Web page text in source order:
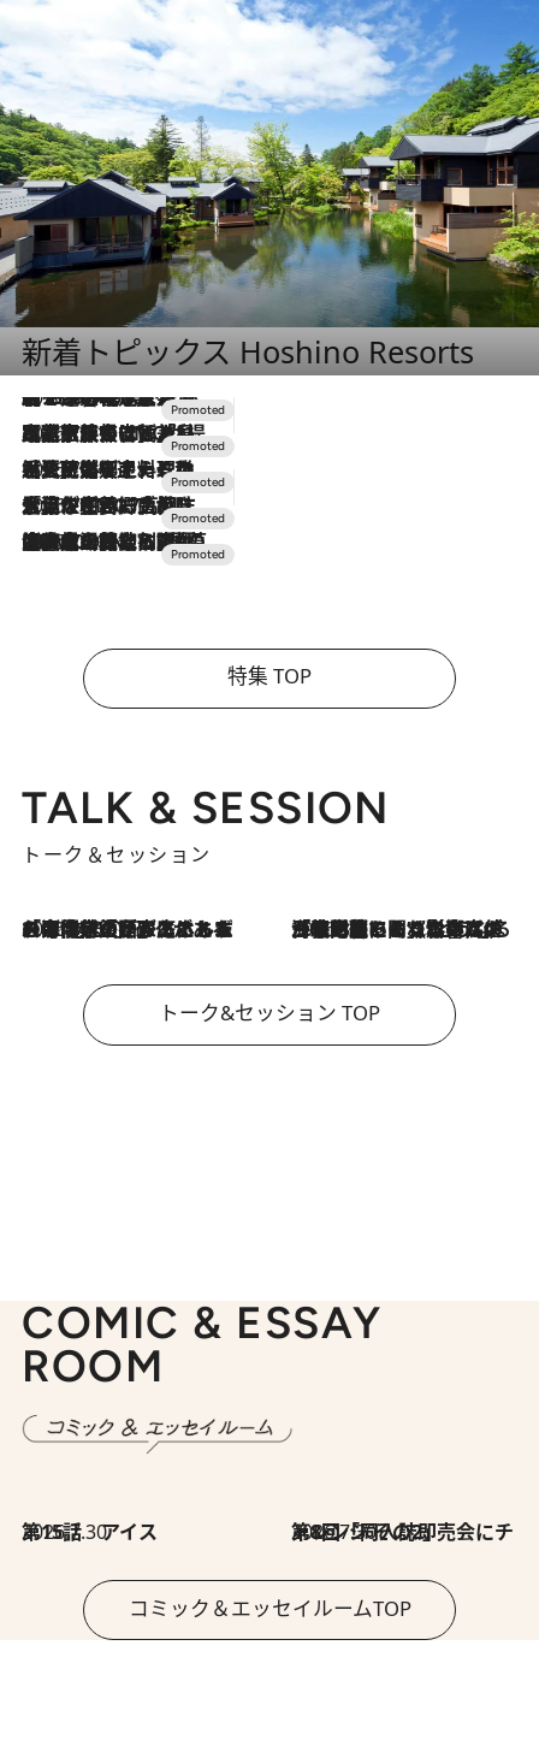
新着トピックス Hoshino Resorts
2026.8.7
【トンボの足水浴】ヒノキの香りに包まれて涼感マックス！約13℃の湧水かけ流しを避暑地「星野温泉 トンボの湯」で体験
2026.7.31
【ホテル帰省】という選択肢をOMOが提案。家族とほどよい距離を保つには「昼は実家、夜は気兼ねなくホテルで！」
2026.7.24
【夏限定ディナーコース】旬を迎える稚鮎や花ズッキーニなどをイタリア・トスカーナの郷土料理の手法で満喫！
2026.7.17
「土佐和ハーブかき氷」がOMO7高知に登場！生姜、山椒、大葉など目にも舌にも涼を呼ぶ郷土の味
2026.7.10
NEW OPEN！【界 草津】名湯の地に誕生。趣の異なる2種の温泉と上州ならではの会席・蕎麦割烹など美食を味わう究極の癒やし旅
特集 TOP
TALK & SESSION
トーク＆セッション
2026.8.3
「今後値上げがあるとすれば…」「リスクがあるのは今年の冬」エネルギー専門家が語る、ホルムズ海峡封鎖が家庭にもたらす“ある心配” 2026.8.3
「住宅建てられない…」「サーチャージ料の高値が続いている」ホルムズ海峡封鎖による影響はいつまで続く？《エネルギー専門家に聞く“どうなる日本の暮らし”》
トーク&セッション TOP
COMIC & ESSAY
ROOM
2026.7.30
第15話 アイス 2026.7.30
第8回「同人誌即売会にチャレンジ その2」
コミック＆エッセイルームTOP